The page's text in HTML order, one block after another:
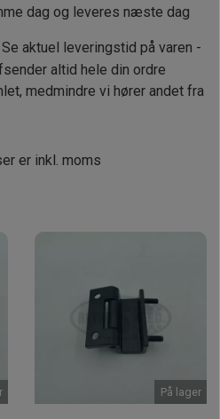
dag og leveres næste dag
Se aktuel leveringstid på varen -
altid hele din ordre
medmindre vi hører andet fra
er inkl. moms
På lager